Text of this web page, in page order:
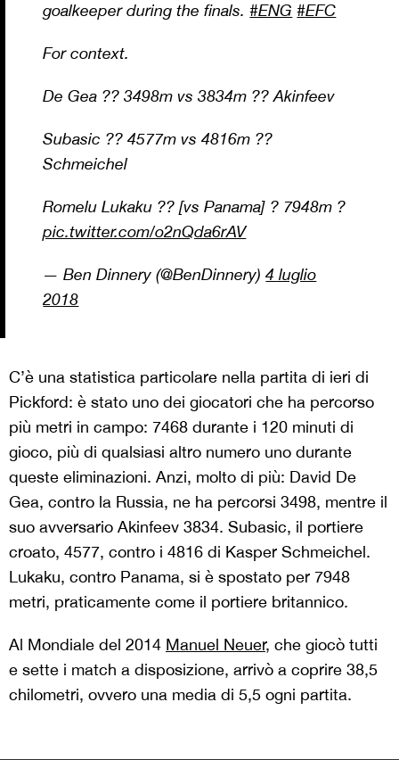
goalkeeper during the finals.#ENG #EFC
For context.
De Gea ?? 3498m vs 3834m ?? Akinfeev
Subasic ?? 4577m vs 4816m ??
Schmeichel
Romelu Lukaku ?? [vs Panama] ? 7948m ?
pic.twitter.com/o2nQda6rAV
— Ben Dinnery (@BenDinnery)4 luglio
2018
C’è una statistica particolare nella partita di ieri di
Pickford: è stato uno dei giocatori che ha percorso
più metri in campo: 7468 durante i 120 minuti di
gioco, più di qualsiasi altro numero uno durante
queste eliminazioni. Anzi, molto di più: David De
Gea, contro la Russia, ne ha percorsi 3498, mentre il
suo avversario Akinfeev 3834. Subasic, il portiere
croato, 4577, contro i 4816 di Kasper Schmeichel.
Lukaku, contro Panama, si è spostato per 7948
metri, praticamente come il portiere britannico.
Al Mondiale del 2014 Manuel Neuer, che giocò tutti
e sette i match a disposizione, arrivò a coprire 38,5
chilometri, ovvero una media di 5,5 ogni partita.